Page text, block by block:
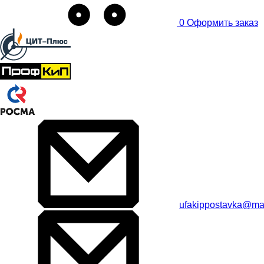
0 Оформить заказ